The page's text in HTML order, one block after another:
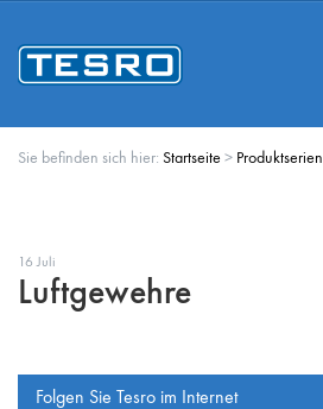
Sie befinden sich hier: Startseite > Produktserien
16 Juli
Luftgewehre
Folgen Sie Tesro im Internet